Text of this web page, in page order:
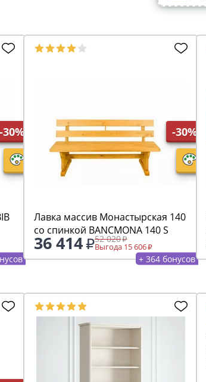
-30% -30%
Лавка массив Монастырская 140
со спинкой BANCMONA 140 S
36 414 52 020
Выгода 15 606
+ 364 бонусов